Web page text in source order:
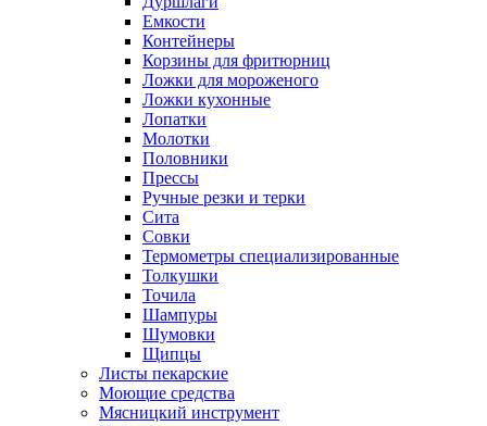
Емкости
Контейнеры
Корзины для фритюрниц
Ложки для мороженого
Ложки кухонные
Лопатки
Молотки
Половники
Прессы
Ручные резки и терки
Сита
Совки
Термометры специализированные
Толкушки
Точила
Шампуры
Шумовки
Щипцы
Листы пекарские
Моющие средства
Мясницкий инструмент